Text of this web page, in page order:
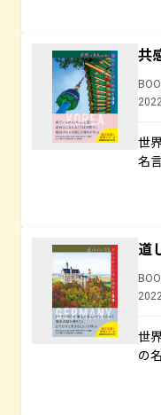
共
世
名
道
世
の